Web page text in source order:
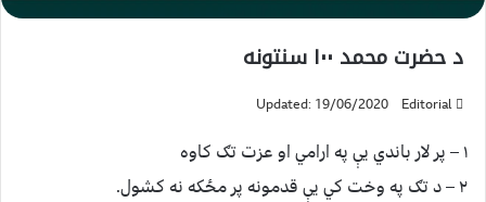
د حضرت محمد ۱۰۰ سنتونه
Editorial
Updated: 19/06/2020
۱ – پر لار باندي يې په ارامي او عزت تګ کاوه
۲ – د تګ په وخت کي يې قدمونه پر مځکه نه کشول.